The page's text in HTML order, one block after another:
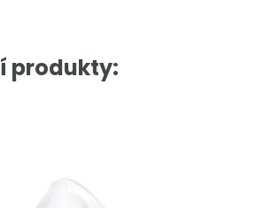
produkty: